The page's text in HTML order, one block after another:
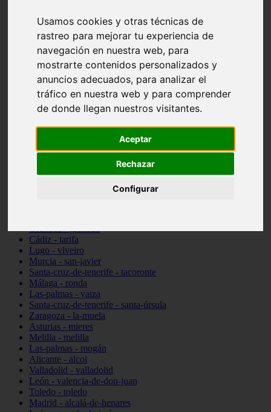
Usamos cookies y otras técnicas de
rastreo para mejorar tu experiencia de
navegación en nuestra web, para
mostrarte contenidos personalizados y
anuncios adecuados, para analizar el
tráfico en nuestra web y para comprender
de donde llegan nuestros visitantes.
Aceptar
Rechazar
Configurar
Madrid - pozuelo-de-alarcón
Teruel - sarrión
Cádiz - algodonales
Illes-balears - inca
Madrid - madrid
Málaga - torremolinos
Asturias - oviedo
Cádiz - el-puerto-de-santa-maría
Asturias - aller
álava - vitoria-gasteiz
Zaragoza - zaragoza
Valencia - valencia
Cádiz - tarifa
Lugo - viveiro
Murcia - san-javier
Santa-cruz-de-tenerife - tacoronte
Málaga - ronda
Las-palmas - yaiza
Santa-cruz-de-tenerife - santa-úrsula
Zaragoza - la-muela
Asturias - mieres
Melilla - melilla
Las-palmas - mogán
Alicante - alcoi
Valladolid - valladolid
León - valencia-de-don-juan
Toledo - toledo
Madrid - alcalá-de-henares